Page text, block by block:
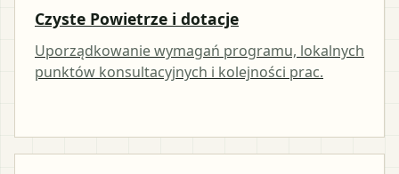
Czyste Powietrze i dotacje
Uporządkowanie wymagań programu, lokalnych
punktów konsultacyjnych i kolejności prac.